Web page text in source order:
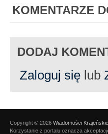
KOMENTARZE
DODAJ
Zaloguj się lub
Copyright © 2026 Wiadomości Krajeńskie
Korzystanie z portalu oznacza